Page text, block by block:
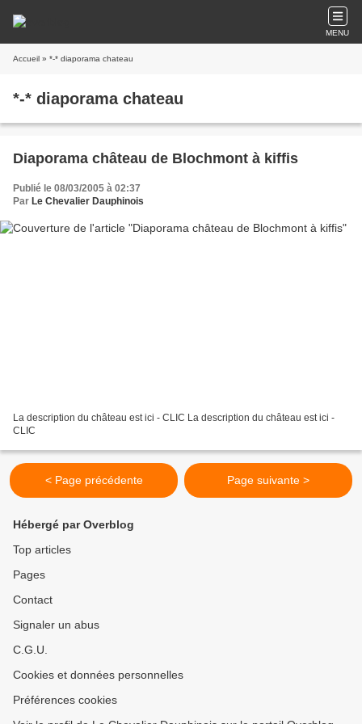
MENU
Accueil » *-* diaporama chateau
*-* diaporama chateau
Diaporama château de Blochmont à kiffis
Publié le 08/03/2005 à 02:37
Par Le Chevalier Dauphinois
La description du château est ici - CLIC La description du château est ici -
CLIC
< Page précédente Page suivante >
Hébergé par Overblog
Top articles
Pages
Contact
Signaler un abus
C.G.U.
Cookies et données personnelles
Préférences cookies